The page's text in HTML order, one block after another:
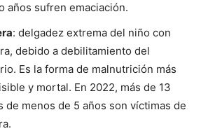
años sufren emaciación.
: delgadez extrema del niño con
debido a debilitamiento del
Es la forma de malnutrición más
y mortal. En 2022, más de 13
de menos de 5 años son víctimas de